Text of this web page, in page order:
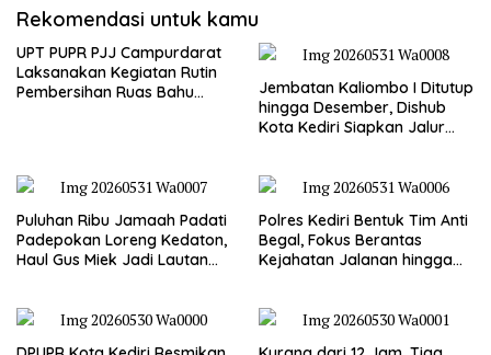
Rekomendasi untuk kamu
UPT PUPR PJJ Campurdarat
Laksanakan Kegiatan Rutin
Pembersihan Ruas Bahu
Jembatan Kaliombo I Ditutup
hingga Desember, Dishub
Kota Kediri Siapkan Jalur
Puluhan Ribu Jamaah Padati
Padepokan Loreng Kedaton,
Haul Gus Miek Jadi Lautan
Polres Kediri Bentuk Tim Anti
Begal, Fokus Berantas
Kejahatan Jalanan hingga